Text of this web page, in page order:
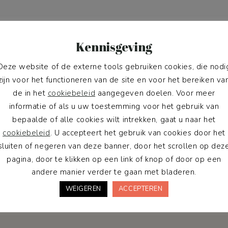
Pack
lid van de Pawness
en ontvang 10% korting
eerste bestelling.
Kennisgeving
website of de externe tools gebruiken cookies, die
voor het functioneren van de site en voor het bereiken
de in het cookiebeleid aangegeven doelen. Voor meer
informatie of als u uw toestemming voor het gebruik van
bepaalde of alle cookies wilt intrekken, gaat u naar het
cookiebeleid. U accepteert het gebruik van cookies door het
of negeren van deze banner, door het scrollen op
pagina, door te klikken op een link of knop of door op een
andere manier verder te gaan met bladeren.
WEIGEREN ACCEPTEREN